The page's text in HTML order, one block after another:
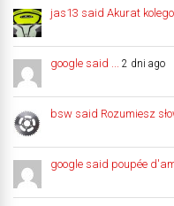
jas13 said Akurat
google said ... 2 dni ago
bsw said Rozumiesz
google said poupée